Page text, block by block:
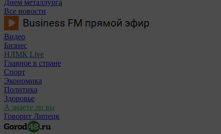
Днем металлурга
Все новости
Видео
Бизнес
НЛМК Live
Главное в стране
Спорт
Экономика
Политика
Здоровье
А знаете ли вы
Говорит Липецк